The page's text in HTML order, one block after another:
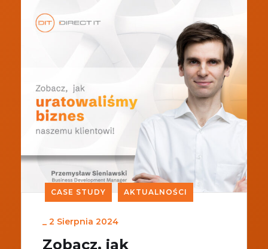
CASE STUDY AKTUALNOŚCI
_ 2 Sierpnia 2024
Zobacz, jak